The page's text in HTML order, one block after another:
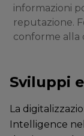
informazioni
reputazione.
conforme alla
Sviluppi
La
Intelligence